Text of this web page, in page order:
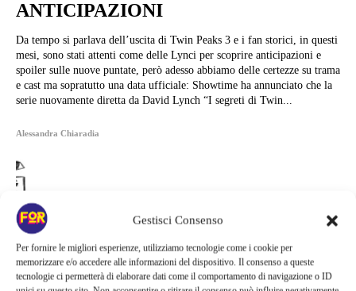
Gestisci Consenso
Per fornire le migliori esperienze, utilizziamo tecnologie come i cookie per
memorizzare e/o accedere alle informazioni del dispositivo. Il consenso a queste
tecnologie ci permetterà di elaborare dati come il comportamento di navigazione o ID
ANTICIPAZIONI
Da tempo si parlava dell’uscita di Twin Peaks 3 e i fan storici, in questi
mesi, sono stati attenti come delle Lynci per scoprire anticipazioni e
spoiler sulle nuove puntate, però adesso abbiamo delle certezze su trama
e cast ma sopratutto una data ufficiale: Showtime ha annunciato che la
serie nuovamente diretta da David Lynch “I segreti di Twin...
Alessandra Chiaradia